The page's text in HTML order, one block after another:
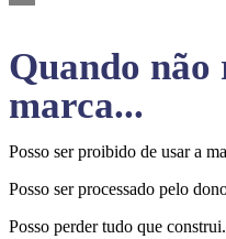
Quando
marca...
Posso ser proibido de usar a
Posso ser processado pelo
Posso perder tudo que construi.